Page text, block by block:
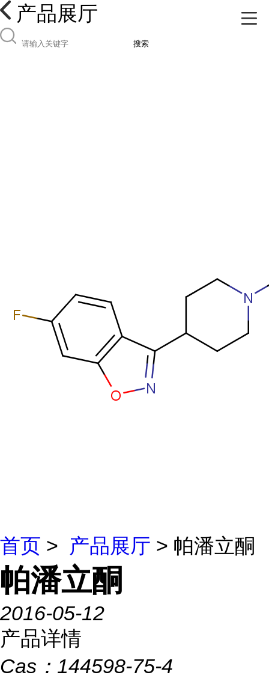
产品展厅
搜索
首页 > 产品展厅 > 帕潘立酮
帕潘立酮
2016-05-12
产品详情
Cas： 144598-75-4